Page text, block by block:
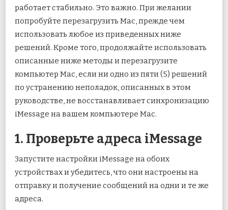
работает стабильно. Это важно. При желании
попробуйте перезагрузить Mac, прежде чем
использовать любое из приведенных ниже
решений. Кроме того, продолжайте использовать
описанные ниже методы и перезагрузите
компьютер Mac, если ни одно из пяти (5) решений
по устранению неполадок, описанных в этом
руководстве, не восстанавливает синхронизацию
iMessage на вашем компьютере Mac.
1. Проверьте адреса iMessage
Запустите настройки iMessage на обоих
устройствах и убедитесь, что они настроены на
отправку и получение сообщений на одни и те же
адреса.